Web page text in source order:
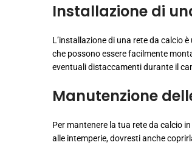
Installazione di
L’installazione di una rete da calcio
che possono essere facilmente
eventuali distaccamenti durante il
Manutenzione
Per mantenere la tua rete da calcio
alle intemperie, dovresti anche